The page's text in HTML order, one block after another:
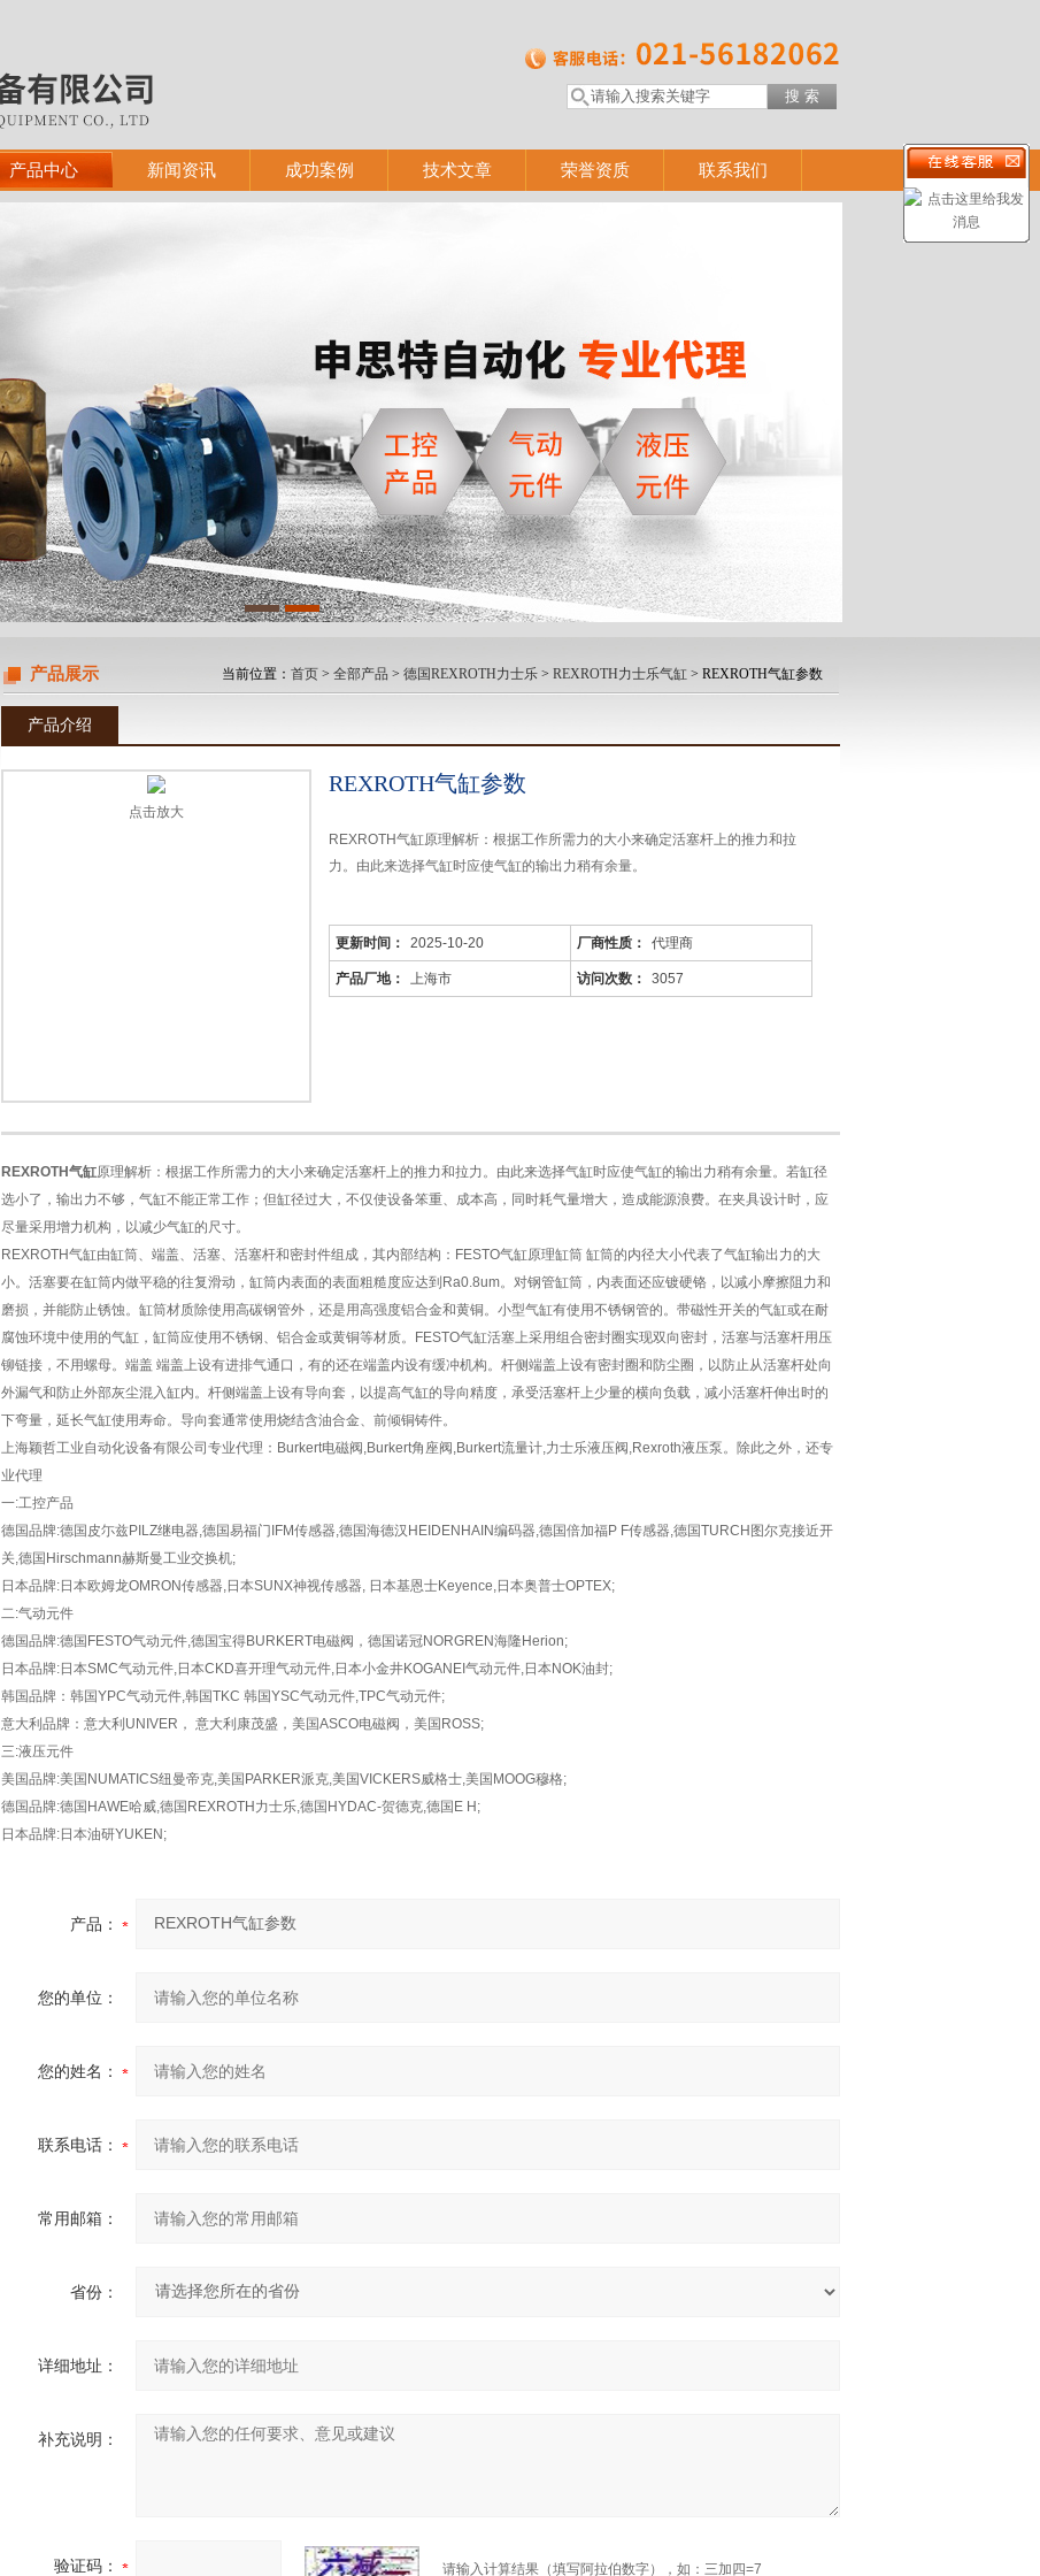
产品中心 新闻资讯 成功案例 技术文章 荣誉资质 联系我们
1 2
产品展示 当前位置： 首页 > 全部产品 > 德国REXROTH力士乐 > REXROTH力士乐气缸 > REXROTH气缸参数
产品介绍
点击放大
REXROTH气缸参数
REXROTH气缸原理解析：根据工作所需力的大小来确定活塞杆上的推力和拉
力。由此来选择气缸时应使气缸的输出力稍有余量。
更新时间： 2025-10-20 厂商性质： 代理商
产品厂地： 上海市 访问次数： 3057
REXROTH气缸原理解析：根据工作所需力的大小来确定活塞杆上的推力和拉力。由此来选择气缸时应使气缸的输出力稍有余量。若缸径
选小了，输出力不够，气缸不能正常工作；但缸径过大，不仅使设备笨重、成本高，同时耗气量增大，造成能源浪费。在夹具设计时，应
尽量采用增力机构，以减少气缸的尺寸。
REXROTH气缸由缸筒、端盖、活塞、活塞杆和密封件组成，其内部结构：FESTO气缸原理缸筒 缸筒的内径大小代表了气缸输出力的大
小。活塞要在缸筒内做平稳的往复滑动，缸筒内表面的表面粗糙度应达到Ra0.8um。对钢管缸筒，内表面还应镀硬铬，以减小摩擦阻力和
磨损，并能防止锈蚀。缸筒材质除使用高碳钢管外，还是用高强度铝合金和黄铜。小型气缸有使用不锈钢管的。带磁性开关的气缸或在耐
腐蚀环境中使用的气缸，缸筒应使用不锈钢、铝合金或黄铜等材质。FESTO气缸活塞上采用组合密封圈实现双向密封，活塞与活塞杆用压
铆链接，不用螺母。端盖 端盖上设有进排气通口，有的还在端盖内设有缓冲机构。杆侧端盖上设有密封圈和防尘圈，以防止从活塞杆处向
外漏气和防止外部灰尘混入缸内。杆侧端盖上设有导向套，以提高气缸的导向精度，承受活塞杆上少量的横向负载，减小活塞杆伸出时的
下弯量，延长气缸使用寿命。导向套通常使用烧结含油合金、前倾铜铸件。
上海颖哲工业自动化设备有限公司专业代理：Burkert电磁阀,Burkert角座阀,Burkert流量计,力士乐液压阀,Rexroth液压泵。除此之外，还专
业代理
一:工控产品
德国品牌:德国皮尓兹PILZ继电器,德国易福门IFM传感器,德国海德汉HEIDENHAIN编码器,德国倍加福P F传感器,德国TURCH图尔克接近开
关,德国Hirschmann赫斯曼工业交换机;
日本品牌:日本欧姆龙OMRON传感器,日本SUNX神视传感器, 日本基恩士Keyence,日本奥普士OPTEX;
二:气动元件
德国品牌:德国FESTO气动元件,德国宝得BURKERT电磁阀，德国诺冠NORGREN海隆Herion;
日本品牌:日本SMC气动元件,日本CKD喜开理气动元件,日本小金井KOGANEI气动元件,日本NOK油封;
韩国品牌：韩国YPC气动元件,韩国TKC 韩国YSC气动元件,TPC气动元件;
意大利品牌：意大利UNIVER， 意大利康茂盛，美国ASCO电磁阀，美国ROSS;
三:液压元件
美国品牌:美国NUMATICS纽曼帝克,美国PARKER派克,美国VICKERS威格士,美国MOOG穆格;
德国品牌:德国HAWE哈威,德国REXROTH力士乐,德国HYDAC-贺德克,德国E H;
日本品牌:日本油研YUKEN;
产品：
您的单位：
您的姓名：
联系电话：
常用邮箱：
省份：
详细地址：
补充说明：
验证码： 请输入计算结果（填写阿拉伯数字），如：三加四=7